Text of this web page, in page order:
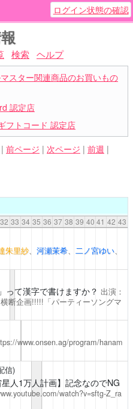
ログイン状態の確認
検索 ヘルプ
スター関連商品のお買いもの
認定店
フトコード 認定店
| 前ページ | 次ページ | 前週 |
32 33 34 35 36 37 38 39 40 41 42 43
朱里紗、 河瀬茉希、 二ノ宮ゆい、
って漢字で書けますか？ 出演：
断企画!!!!!「パーティーソングマ
www.onsen.ag/program/hanam
信)
星人1万人計画】記念なのでNG
watch?v=sftg-Z_ra